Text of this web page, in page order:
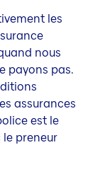
les
nous
payons pas.
assurances
est le
preneur